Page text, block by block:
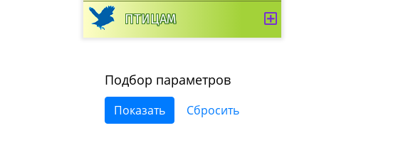
ПТИЦАМ
Подбор параметров